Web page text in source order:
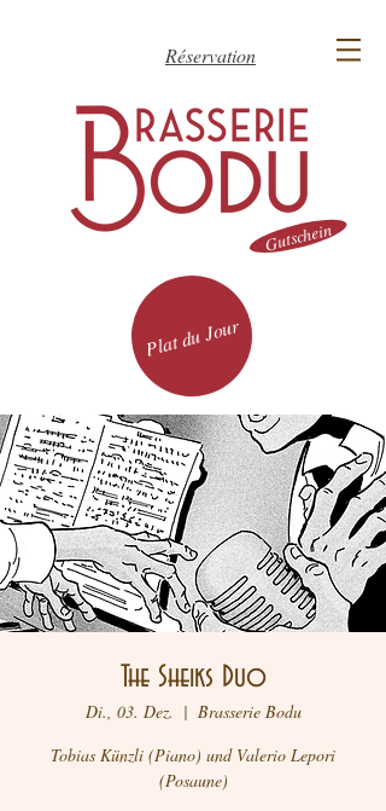
Réservation
Plat du Jour
Gutschein
The Sheiks Duo
Di., 03. Dez.
  |
Brasserie Bodu
Tobias Künzli (Piano) und Valerio Lepori
(Posaune)